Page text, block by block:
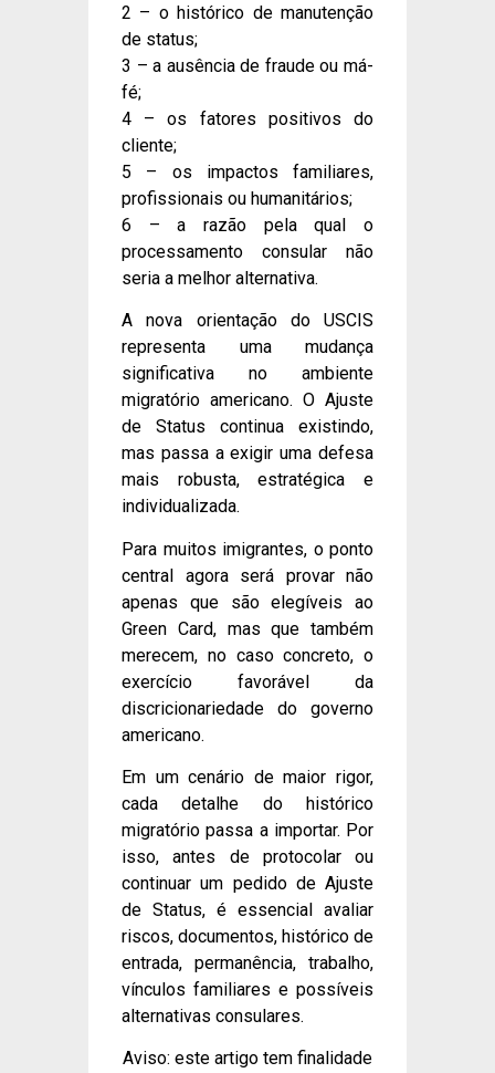
2 – o histórico de manutenção
de status;
3 – a ausência de fraude ou má-
fé;
4 – os fatores positivos do
cliente;
5 – os impactos familiares,
profissionais ou humanitários;
6 – a razão pela qual o
processamento consular não
seria a melhor alternativa.
A nova orientação do USCIS
representa uma mudança
significativa no ambiente
migratório americano. O Ajuste
de Status continua existindo,
mas passa a exigir uma defesa
mais robusta, estratégica e
individualizada.
Para muitos imigrantes, o ponto
central agora será provar não
apenas que são elegíveis ao
Green Card, mas que também
merecem, no caso concreto, o
exercício favorável da
discricionariedade do governo
americano.
Em um cenário de maior rigor,
cada detalhe do histórico
migratório passa a importar. Por
isso, antes de protocolar ou
continuar um pedido de Ajuste
de Status, é essencial avaliar
riscos, documentos, histórico de
entrada, permanência, trabalho,
vínculos familiares e possíveis
alternativas consulares.
Aviso: este artigo tem finalidade